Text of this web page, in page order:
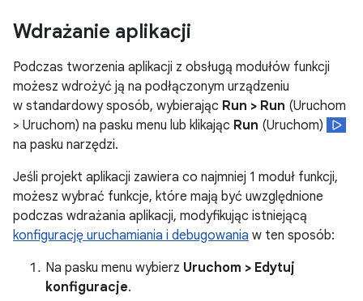
Wdrażanie aplikacji
Podczas tworzenia aplikacji z obsługą modułów funkcji
możesz wdrożyć ją na podłączonym urządzeniu
w standardowy sposób, wybierając Run > Run (Uruchom
> Uruchom) na pasku menu lub klikając Run (Uruchom)
na pasku narzędzi.
Jeśli projekt aplikacji zawiera co najmniej 1 moduł funkcji,
możesz wybrać funkcje, które mają być uwzględnione
podczas wdrażania aplikacji, modyfikując istniejącą
konfigurację uruchamiania i debugowania w ten sposób:
Na pasku menu wybierz Uruchom > Edytuj
konfiguracje.